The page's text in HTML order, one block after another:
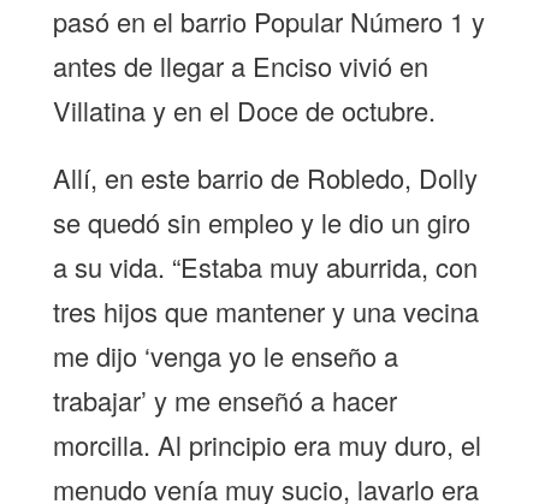
pasó en el barrio Popular Número 1 y
antes de llegar a Enciso vivió en
Villatina y en el Doce de octubre.
Allí, en este barrio de Robledo, Dolly
se quedó sin empleo y le dio un giro
a su vida. “Estaba muy aburrida, con
tres hijos que mantener y una vecina
me dijo ‘venga yo le enseño a
trabajar’ y me enseñó a hacer
morcilla. Al principio era muy duro, el
menudo venía muy sucio, lavarlo era